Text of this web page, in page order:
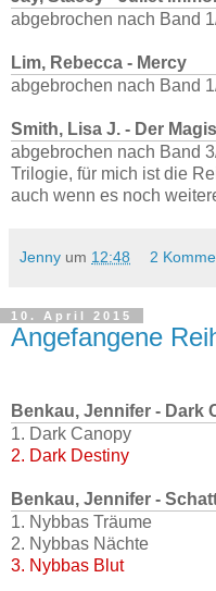
abgebrochen nach Band
Lim, Rebecca - Mercy
abgebrochen nach Band
Smith, Lisa J. - Der
abgebrochen nach Band
Trilogie, für mich ist die
auch wenn es noch
Jenny um 12:48 2
10. April 2015
Angefangene
Benkau, Jennifer - Dark
1. Dark Canopy
2. Dark Destiny
Benkau, Jennifer -
1. Nybbas Träume
2. Nybbas Nächte
3. Nybbas Blut